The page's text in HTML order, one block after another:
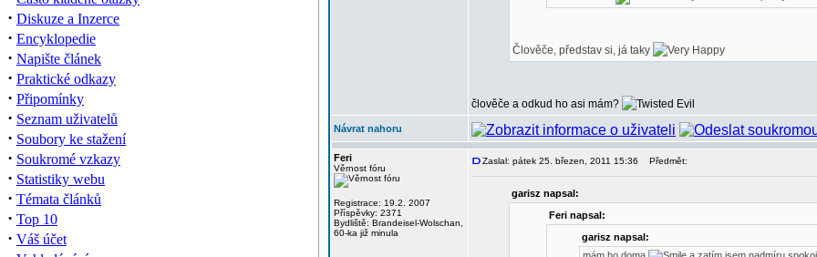
· Diskuze a Inzerce
· Encyklopedie
· Napište článek
· Praktické odkazy
· Připomínky
· Seznam uživatelů
· Soubory ke stažení
· Soukromé vzkazy
· Statistiky webu
· Témata článků
· Top 10
· Váš účet
Člověče, představ si, já taky
člověče a odkud ho asi mám?
Návrat nahoru
Feri
Věrnost fóru
Registrace: 19.2. 2007
Příspěvky: 2371
Bydliště: Brandeisel-Wolschan,
60-ka již minula
Zaslal: pátek 25. březen, 2011 15:36 Předmět:
garisz napsal:
Feri napsal:
garisz napsal: